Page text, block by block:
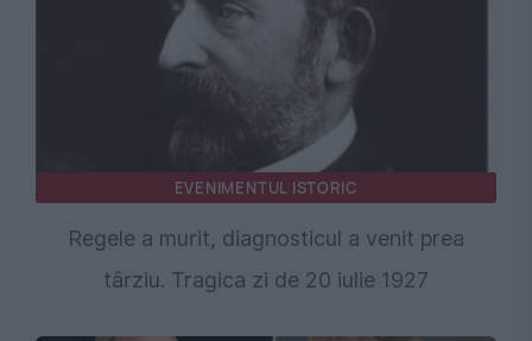
EVENIMENTUL ISTORIC
Regele a murit, diagnosticul a venit prea
târziu. Tragica zi de 20 iulie 1927